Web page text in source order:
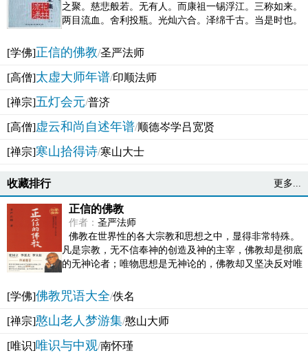
之聚。慈悲般若。无有人。而康祖一锡浮江。三称如来。
两目流血。舍利投瓶。光灿六合。泽绵千古。当是时也。
[学佛]正信的佛教/圣严法师
[高僧]太虚大师年谱/印顺法师
[禅宗]五灯会元/普济
[高僧]虚云和尚自述年谱/顺德岑学吕宽贤
[禅宗]寒山拾得诗/寒山大士
收藏排行 更多...
正信的佛教
作者： 圣严法师
佛教在世界性的各大宗教和思想之中，显得非常特殊。
凡是宗教，无不信奉神的创造及神的主宰，佛教却是彻底
的无神论者；唯物思想是无神论的，佛教却又坚决反对唯
[学佛]佛教咒语大全/佚名
[禅宗]憨山老人梦游集/憨山大师
[唯识]唯识与中观/南怀瑾